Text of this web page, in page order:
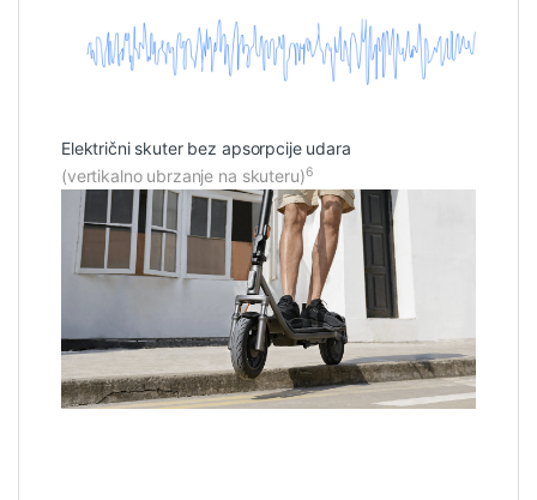
Električni skuter bez apsorpcije udara
(vertikalno ubrzanje na skuteru)6